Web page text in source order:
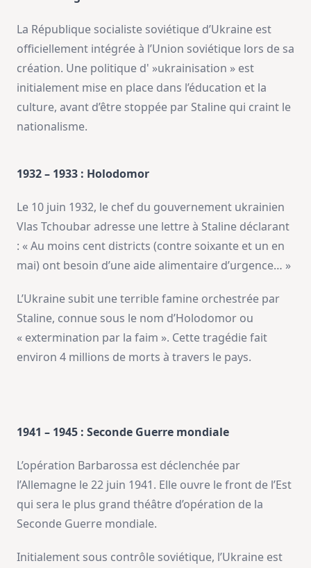
La République socialiste soviétique d’Ukraine est
officiellement intégrée à l’Union soviétique lors de sa
création. Une politique d' »ukrainisation » est
initialement mise en place dans l’éducation et la
culture, avant d’être stoppée par Staline qui craint le
nationalisme.
1932 – 1933 : Holodomor
Le 10 juin 1932, le chef du gouvernement ukrainien
Vlas Tchoubar adresse une lettre à Staline déclarant
: « Au moins cent districts (contre soixante et un en
mai) ont besoin d’une aide alimentaire d’urgence… »
L’Ukraine subit une terrible famine orchestrée par
Staline, connue sous le nom d’Holodomor ou
« extermination par la faim ». Cette tragédie fait
environ 4 millions de morts à travers le pays.
1941 – 1945 : Seconde Guerre mondiale
L’opération Barbarossa est déclenchée par
l’Allemagne le 22 juin 1941. Elle ouvre le front de l’Est
qui sera le plus grand théâtre d’opération de la
Seconde Guerre mondiale.
Initialement sous contrôle soviétique, l’Ukraine est